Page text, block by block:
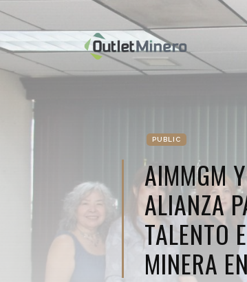
PUBLIC
AIMMGM
ALIANZA
TALENTO
MINERA